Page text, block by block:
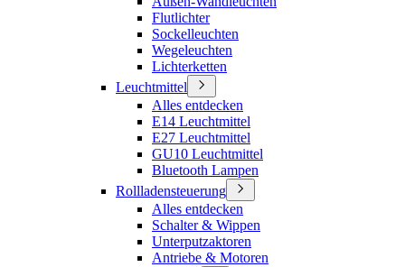
Flutlichter
Sockelleuchten
Wegeleuchten
Lichterketten
Leuchtmittel
Alles entdecken
E14 Leuchtmittel
E27 Leuchtmittel
GU10 Leuchtmittel
Bluetooth Lampen
Rollladensteuerung
Alles entdecken
Schalter & Wippen
Unterputzaktoren
Antriebe & Motoren